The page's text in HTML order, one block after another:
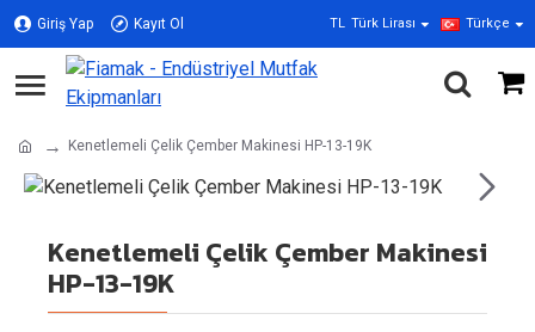
Giriş Yap Kayıt Ol TL Türk Lirası Türkçe
Kenetlemeli Çelik Çember Makinesi HP-13-19K
Kenetlemeli Çelik Çember Makinesi
HP-13-19K